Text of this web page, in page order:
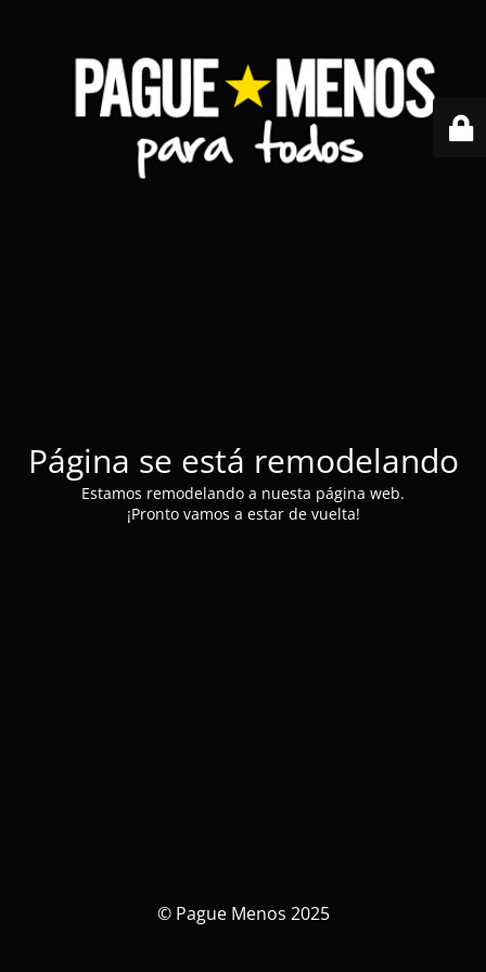
Página se está remodelando
Estamos remodelando a nuesta página web.
¡Pronto vamos a estar de vuelta!
© Pague Menos 2025